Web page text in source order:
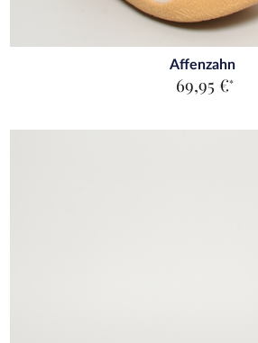
Affenzahn
69,95 €*